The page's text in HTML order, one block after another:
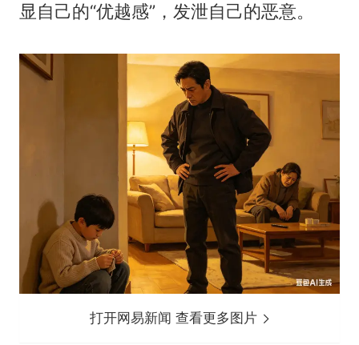
显自己的“优越感”，发泄自己的恶意。
打开网易新闻 查看更多图片